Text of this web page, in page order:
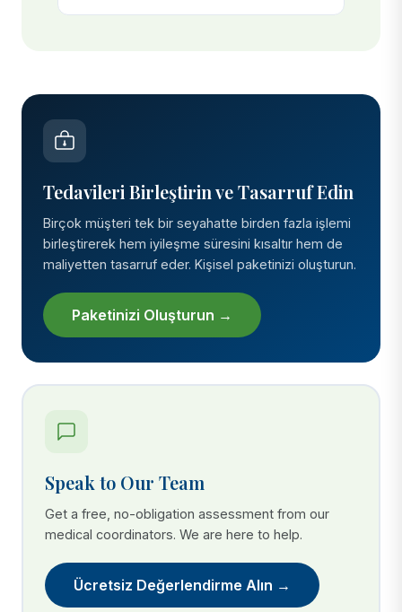
Tedavileri Birleştirin ve Tasarruf Edin
Birçok müşteri tek bir seyahatte birden fazla işlemi
birleştirerek hem iyileşme süresini kısaltır hem de
maliyetten tasarruf eder. Kişisel paketinizi oluşturun.
Paketinizi Oluşturun →
Speak to Our Team
Get a free, no-obligation assessment from our
medical coordinators. We are here to help.
Ücretsiz Değerlendirme Alın →